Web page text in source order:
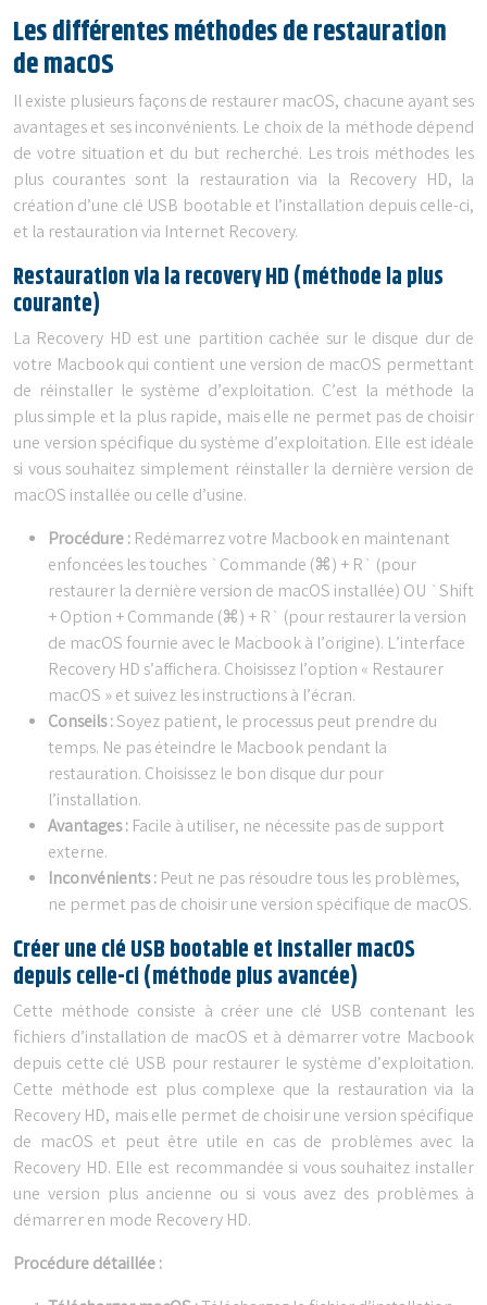
Les différentes méthodes de restauration
de macOS
Il existe plusieurs façons de restaurer macOS, chacune ayant ses
avantages et ses inconvénients. Le choix de la méthode dépend
de votre situation et du but recherché. Les trois méthodes les
plus courantes sont la restauration via la Recovery HD, la
création d’une clé USB bootable et l’installation depuis celle-ci,
et la restauration via Internet Recovery.
Restauration via la recovery HD (méthode la plus
courante)
La Recovery HD est une partition cachée sur le disque dur de
votre Macbook qui contient une version de macOS permettant
de réinstaller le système d’exploitation. C’est la méthode la
plus simple et la plus rapide, mais elle ne permet pas de choisir
une version spécifique du système d’exploitation. Elle est idéale
si vous souhaitez simplement réinstaller la dernière version de
macOS installée ou celle d’usine.
Procédure : Redémarrez votre Macbook en maintenant
enfoncées les touches `Commande (⌘) + R` (pour
restaurer la dernière version de macOS installée) OU `Shift
+ Option + Commande (⌘) + R` (pour restaurer la version
de macOS fournie avec le Macbook à l’origine). L’interface
Recovery HD s’affichera. Choisissez l’option « Restaurer
macOS » et suivez les instructions à l’écran.
Conseils :Soyez patient, le processus peut prendre du
temps. Ne pas éteindre le Macbook pendant la
restauration. Choisissez le bon disque dur pour
l’installation.
Avantages : Facile à utiliser, ne nécessite pas de support
externe.
Inconvénients : Peut ne pas résoudre tous les problèmes,
ne permet pas de choisir une version spécifique de macOS.
Créer une clé USB bootable et installer macOS
depuis celle-ci (méthode plus avancée)
Cette méthode consiste à créer une clé USB contenant les
fichiers d’installation de macOS et à démarrer votre Macbook
depuis cette clé USB pour restaurer le système d’exploitation.
Cette méthode est plus complexe que la restauration via la
Recovery HD, mais elle permet de choisir une version spécifique
de macOS et peut être utile en cas de problèmes avec la
Recovery HD. Elle est recommandée si vous souhaitez installer
une version plus ancienne ou si vous avez des problèmes à
démarrer en mode Recovery HD.
Procédure détaillée :